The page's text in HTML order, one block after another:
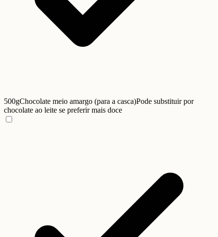
500gChocolate meio amargo (para a casca)Pode substituir por
chocolate ao leite se preferir mais doce